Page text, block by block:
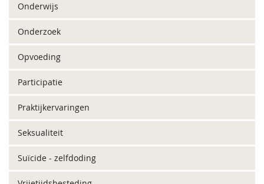
Onderwijs
Onderzoek
Opvoeding
Participatie
Praktijkervaringen
Seksualiteit
Suïcide - zelfdoding